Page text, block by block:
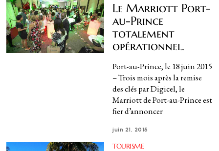
Le Marriott Port-
au-Prince
totalement
opérationnel.
Port-au-Prince, le 18 juin 2015
– Trois mois après la remise
des clés par Digicel, le
Marriott de Port-au-Prince est
fier d’annoncer
juin 21, 2015
TOURISME